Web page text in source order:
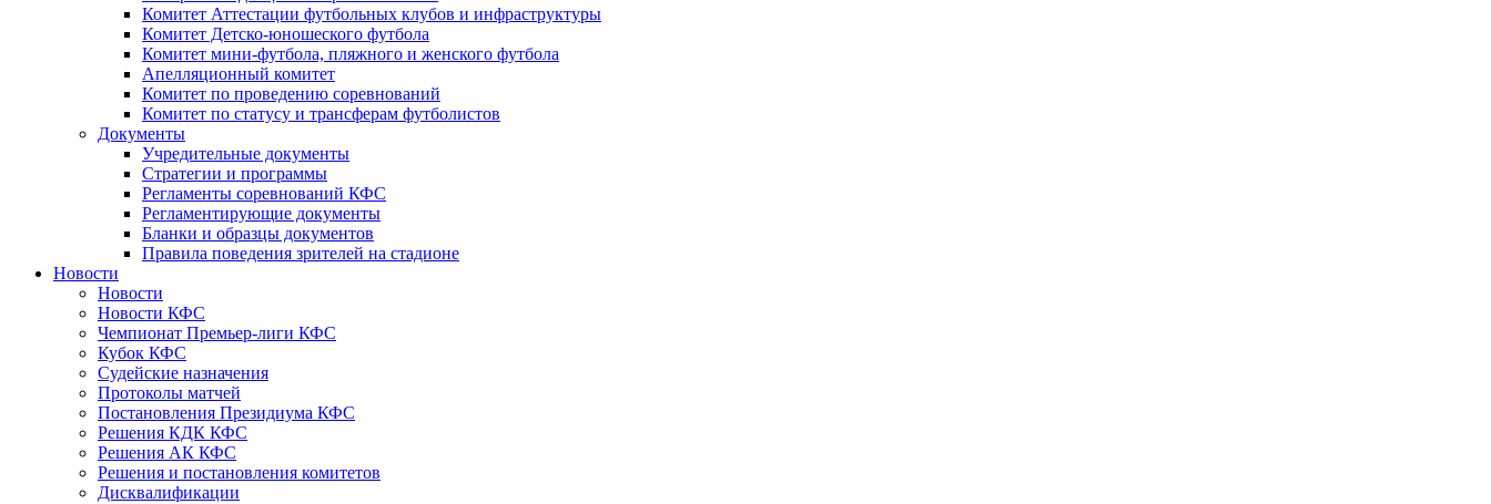
Комитет Аттестации футбольных клубов и инфраструктуры
Комитет Детско-юношеского футбола
Комитет мини-футбола, пляжного и женского футбола
Апелляционный комитет
Комитет по проведению соревнований
Комитет по статусу и трансферам футболистов
Документы
Учредительные документы
Стратегии и программы
Регламенты соревнований КФС
Регламентирующие документы
Бланки и образцы документов
Правила поведения зрителей на стадионе
Новости
Новости
Новости КФС
Чемпионат Премьер-лиги КФС
Кубок КФС
Судейские назначения
Протоколы матчей
Постановления Президиума КФС
Решения КДК КФС
Решения АК КФС
Решения и постановления комитетов
Дисквалификации